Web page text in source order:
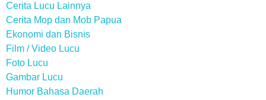
Cerita Lucu Lainnya
Cerita Mop dan Mob Papua
Ekonomi dan Bisnis
Film / Video Lucu
Foto Lucu
Gambar Lucu
Humor Bahasa Daerah